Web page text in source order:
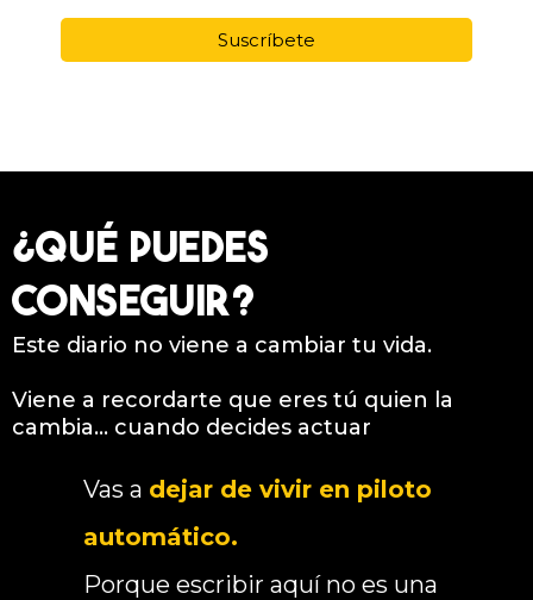
Suscríbete
¿QUÉ PUEDES
CONSEGUIR?
Este diario no viene a cambiar tu vida.
Viene a recordarte que eres tú quien la
cambia… cuando decides actuar
Vas a dejar de vivir en piloto
automático.
Porque escribir aquí no es una